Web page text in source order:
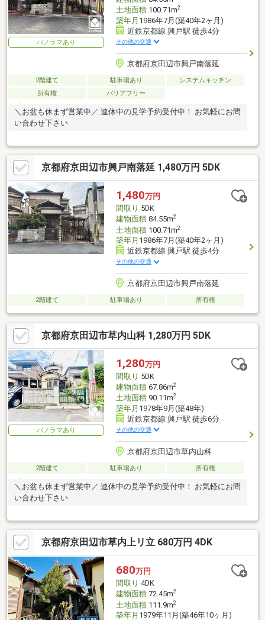
パノラマあり
土地面積100.71m2
築年月 1986年7月(築40年2ヶ月)
近鉄京都線 興戸駅 徒歩4分
その他の交通
京都府京田辺市興戸南落延
2階建て 駐車場あり
システムキッチン
所有権
バリアフリー
＼お盆も休まず営業中／ 連休中の見学予約受付中！ お気軽にお問
い合わせ下さい
京都府京田辺市興戸南落延 1,480万円 5DK
1,480万円
間取り 5DK
建物面積84.55m2
土地面積100.71m2
築年月 1986年7月(築40年2ヶ月)
近鉄京都線 興戸駅 徒歩4分
その他の交通
京都府京田辺市興戸南落延
2階建て 駐車場あり 所有権
京都府京田辺市草内山科 1,280万円 5DK
パノラマあり
1,280万円
間取り 5DK
建物面積67.86m2
土地面積90.11m2
築年月 1978年9月(築48年)
近鉄京都線 興戸駅 徒歩6分
その他の交通
京都府京田辺市草内山科
2階建て 駐車場あり 所有権
＼お盆も休まず営業中／ 連休中の見学予約受付中！ お気軽にお問
い合わせ下さい
京都府京田辺市草内上リ立 680万円 4DK
680万円
間取り 4DK
建物面積72.45m2
土地面積111.9m2
築年月 1979年11月(築46年10ヶ月)